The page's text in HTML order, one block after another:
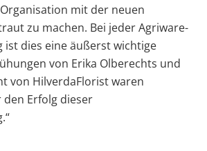
mit der neuen
zu machen. Bei jeder Agriware-
dies eine äußerst wichtige
von Erika Olberechts und
von HilverdaFlorist waren
Erfolg dieser